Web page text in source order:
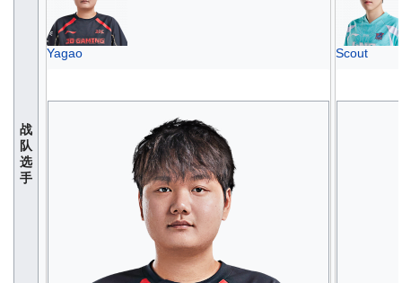
战
队
选
手
Yagao Scout